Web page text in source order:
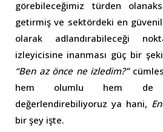
görebileceğimiz türden
getirmiş ve sektördeki en
olarak adlandırabileceği
izleyicisine inanması güç bir
“Ben az önce ne izledim?”
hem olumlu hem de
değerlendirebiliyoruz ya hani,
bir şey işte.